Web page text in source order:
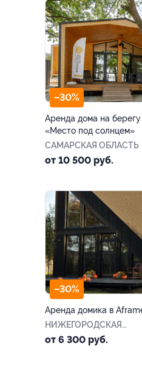
–30%
Аренда дома на
«Место под солнцем»
САМАРСКАЯ ОБЛАСТЬ
от 10 500 руб.
–30%
Аренда домика в
НИЖЕГОРОДСКАЯ
ОБЛАСТЬ
от 6 300 руб.